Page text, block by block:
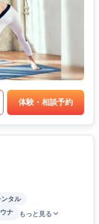
体験・相談予約
タル
ナ もっと見る